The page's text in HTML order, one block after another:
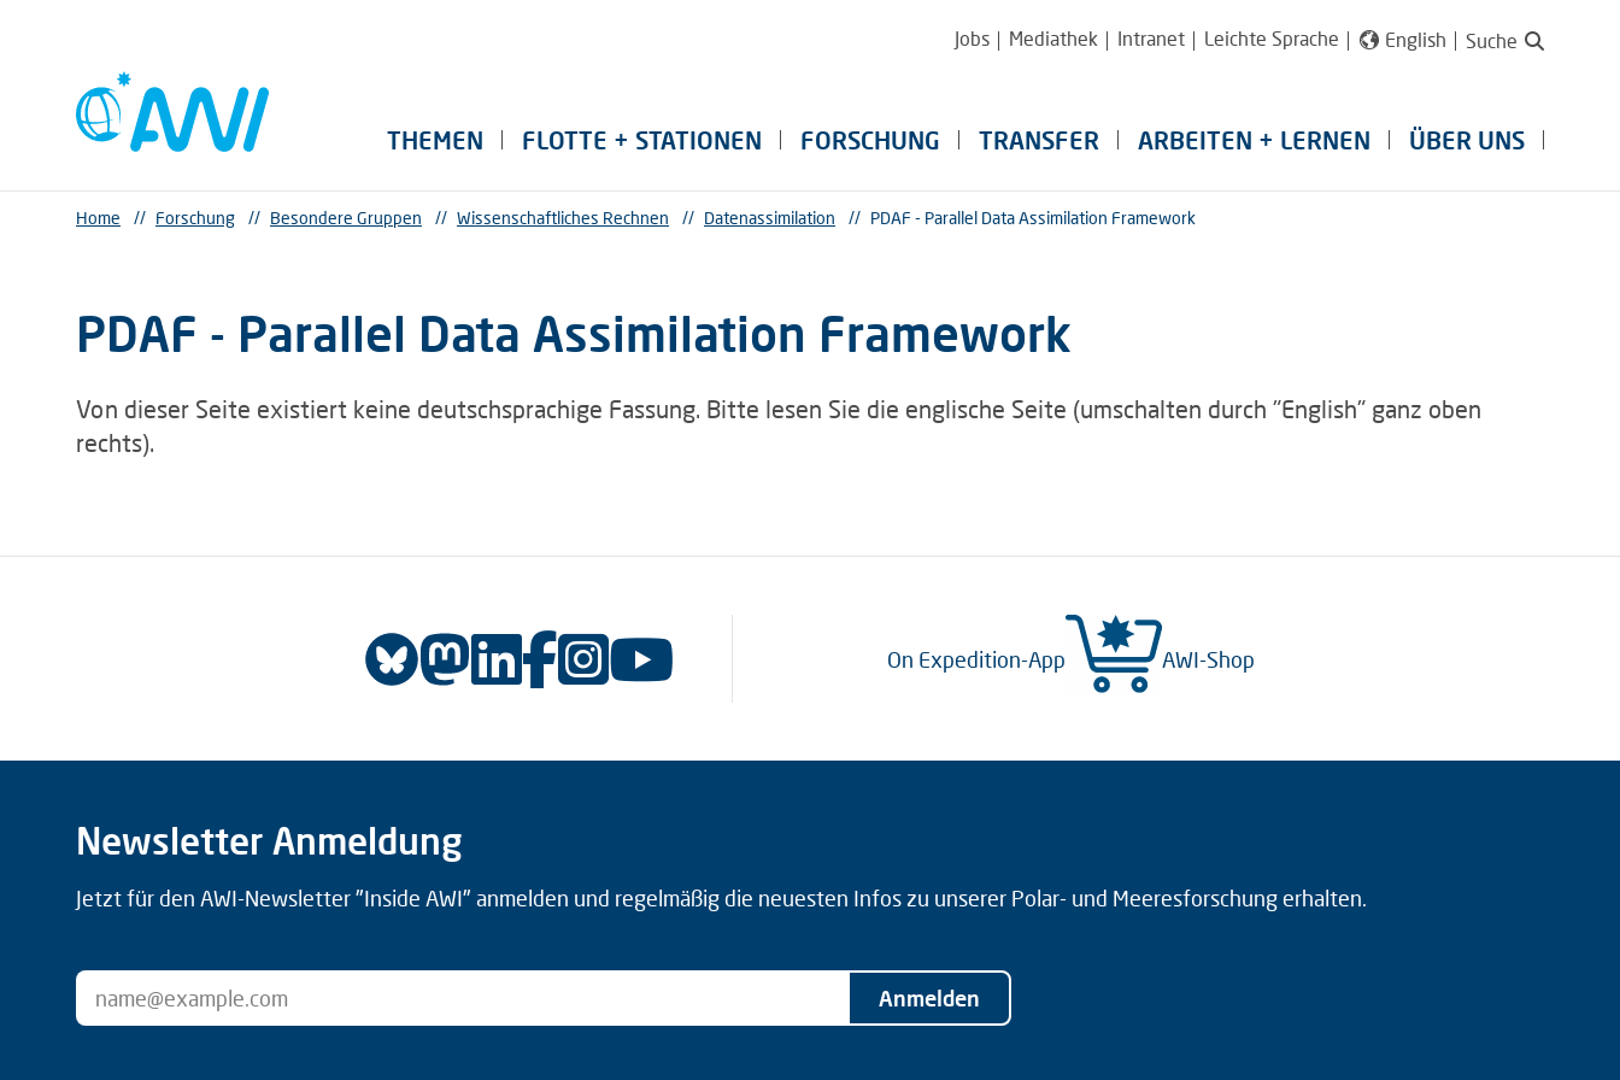
Jobs Mediathek Intranet Leichte Sprache English Suche
THEMEN FLOTTE + STATIONEN FORSCHUNG TRANSFER ARBEITEN + LERNEN ÜBER UNS
Home // Forschung // Besondere Gruppen // Wissenschaftliches Rechnen // Datenassimilation // PDAF - Parallel Data Assimilation Framework
PDAF - Parallel Data Assimilation Framework
Von dieser Seite existiert keine deutschsprachige Fassung. Bitte lesen Sie die englische Seite (umschalten durch "English" ganz oben
rechts).
On Expedition-App AWI-Shop
Newsletter Anmeldung
Jetzt für den AWI-Newsletter "Inside AWI" anmelden und regelmäßig die neuesten Infos zu unserer Polar- und Meeresforschung erhalten.
Anmelden